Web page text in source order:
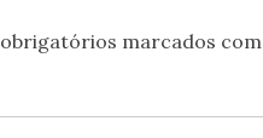
marcados com